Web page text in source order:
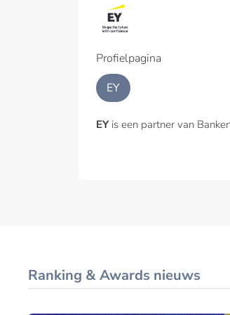
Profielpagina
EY
EYis een partner van
EY en Novulo jagen
Partner
Ranking & Awards nieuws